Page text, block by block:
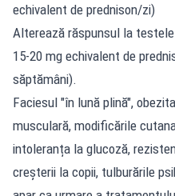
echivalent de prednison/zi)
Alterează răspunsul la
15-20 mg echivalent de
săptămâni).
Faciesul "în lună plină",
musculară, modificările
intoleranța la glucoză,
creșterii la copii, tulburările